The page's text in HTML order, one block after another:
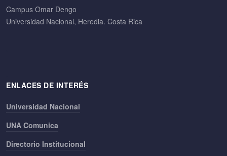
Campus Omar Dengo
Universidad Nacional, Heredia. Costa Rica
ENLACES DE INTERÉS
Universidad Nacional
UNA Comunica
Directorio Institucional